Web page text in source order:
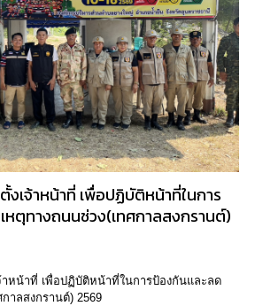
เจ้าหน้าที่ เพื่อปฏิบัติหน้าที่ในการ
ตุทางถนนช่วง(เทศกาลสงกรานต์)
หน้าที่ เพื่อปฏิบัติหน้าที่ในการป้องกันและลด
าลสงกรานต์) 2569